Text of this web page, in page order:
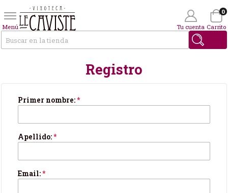
Menú Tu cuenta
Wishlist
Carrito
0
Registro
Tus datos personales
Primer nombre:*
Apellido:*
Email:*